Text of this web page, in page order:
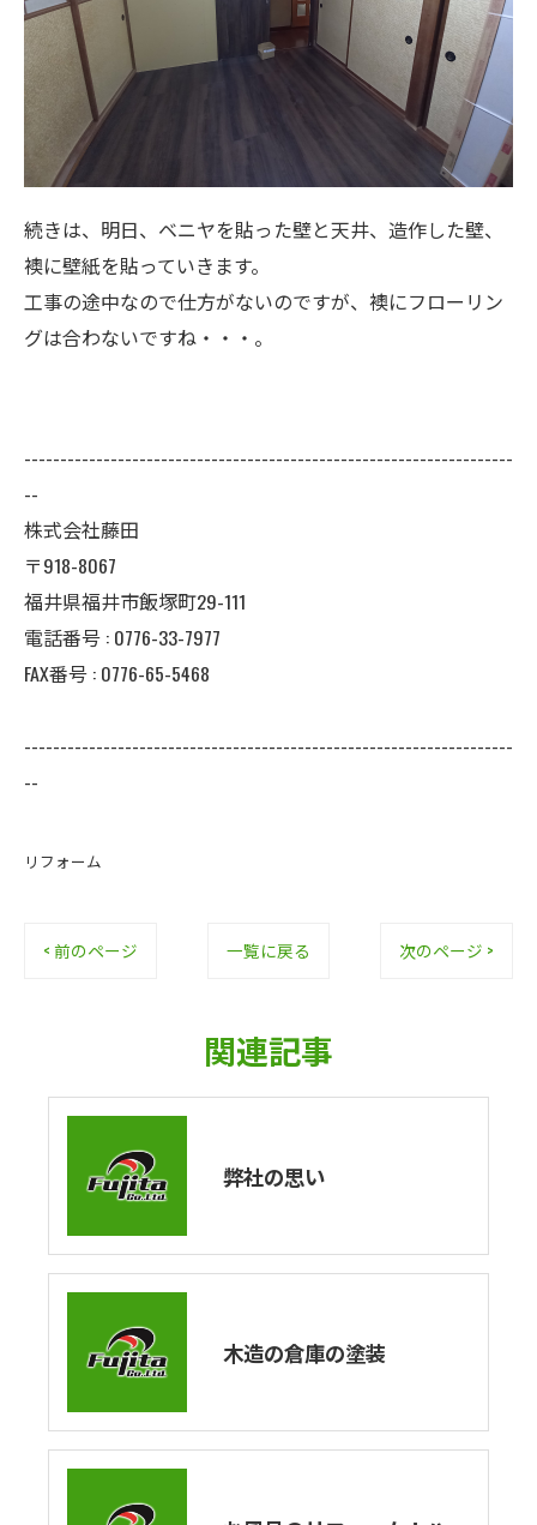
続きは、明日、ベニヤを貼った壁と天井、造作した壁、
襖に壁紙を貼っていきます。
工事の途中なので仕方がないのですが、襖にフローリン
グは合わないですね・・・。
--------------------------------------------------------------------
--
株式会社藤田
〒918-8067
福井県福井市飯塚町29-111
電話番号 : 0776-33-7977
FAX番号 : 0776-65-5468
--------------------------------------------------------------------
--
リフォーム
< 前のページ 一覧に戻る 次のページ >
関連記事
弊社の思い
木造の倉庫の塗装